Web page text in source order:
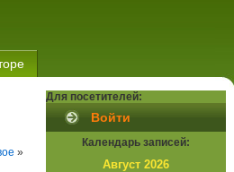
»
Для посетителей:
Войти
Календарь записей:
Август 2026